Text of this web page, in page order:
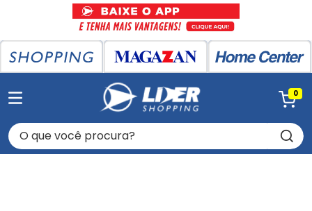
0
O que você procura?